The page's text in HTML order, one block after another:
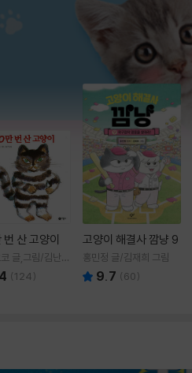
산 고양이
글,그림/김난주
(124)
고양이 해결사 깜냥 9
홍민정 글/김재희 그림
9.7 (60)